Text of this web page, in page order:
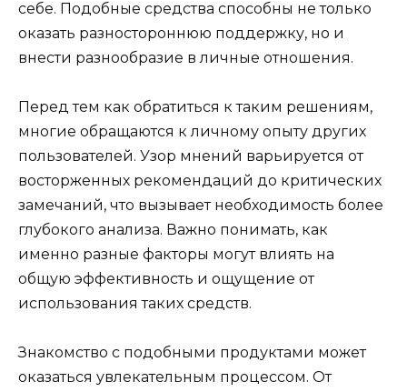
себе. Подобные средства способны не только
оказать разностороннюю поддержку, но и
внести разнообразие в личные отношения.
Перед тем как обратиться к таким решениям,
многие обращаются к личному опыту других
пользователей. Узор мнений варьируется от
восторженных рекомендаций до критических
замечаний, что вызывает необходимость более
глубокого анализа. Важно понимать, как
именно разные факторы могут влиять на
общую эффективность и ощущение от
использования таких средств.
Знакомство с подобными продуктами может
оказаться увлекательным процессом. От